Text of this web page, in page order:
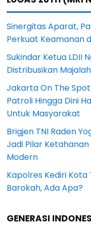
Sinergitas Aparat,
Perkuat Keamanan
Sukindar Ketua LDII
Distribusikan
Jakarta On The
Patroli Hingga Dini
Untuk Masyarakat
Brigjen TNI Raden
Jadi Pilar
Modern
Kapolres Kediri
Barokah, Ada Apa?
GENERASI